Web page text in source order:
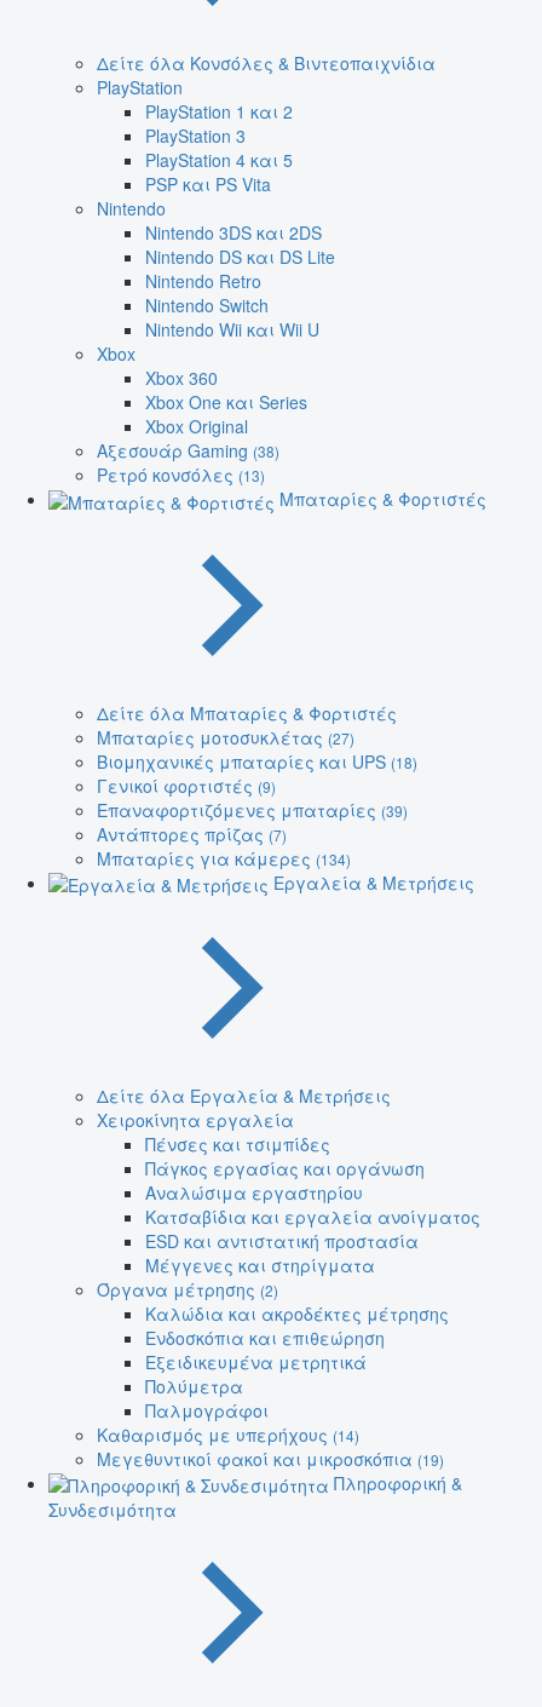
Δείτε όλα Κονσόλες & Βιντεοπαιχνίδια
PlayStation
PlayStation 1 και 2
PlayStation 3
PlayStation 4 και 5
PSP και PS Vita
Nintendo
Nintendo 3DS και 2DS
Nintendo DS και DS Lite
Nintendo Retro
Nintendo Switch
Nintendo Wii και Wii U
Xbox
Xbox 360
Xbox One και Series
Xbox Original
Αξεσουάρ Gaming (38)
Ρετρό κονσόλες (13)
Μπαταρίες & Φορτιστές
Δείτε όλα Μπαταρίες & Φορτιστές
Μπαταρίες μοτοσυκλέτας (27)
Βιομηχανικές μπαταρίες και UPS (18)
Γενικοί φορτιστές (9)
Επαναφορτιζόμενες μπαταρίες (39)
Αντάπτορες πρίζας (7)
Μπαταρίες για κάμερες (134)
Εργαλεία & Μετρήσεις
Δείτε όλα Εργαλεία & Μετρήσεις
Χειροκίνητα εργαλεία
Πένσες και τσιμπίδες
Πάγκος εργασίας και οργάνωση
Αναλώσιμα εργαστηρίου
Κατσαβίδια και εργαλεία ανοίγματος
ESD και αντιστατική προστασία
Μέγγενες και στηρίγματα
Όργανα μέτρησης (2)
Καλώδια και ακροδέκτες μέτρησης
Ενδοσκόπια και επιθεώρηση
Εξειδικευμένα μετρητικά
Πολύμετρα
Παλμογράφοι
Καθαρισμός με υπερήχους (14)
Μεγεθυντικοί φακοί και μικροσκόπια (19)
Πληροφορική &
Συνδεσιμότητα